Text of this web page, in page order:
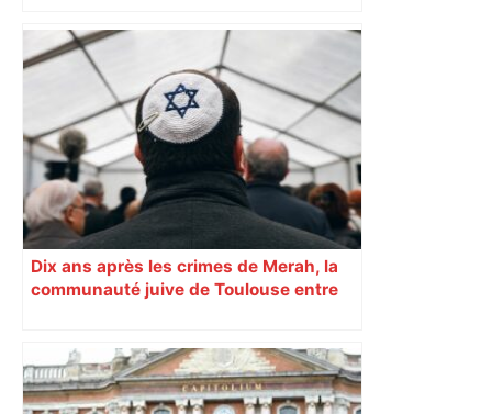
Après la fusion avec la liste PS
Toulouse, le candidat LFI salue "une
dynamique qui nous oblige à la
responsabilité" – Franceinfo
Dix ans après les crimes de Merah, la
communauté juive de Toulouse entre